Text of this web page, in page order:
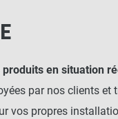
produits en situation
par nos clients et
vos propres